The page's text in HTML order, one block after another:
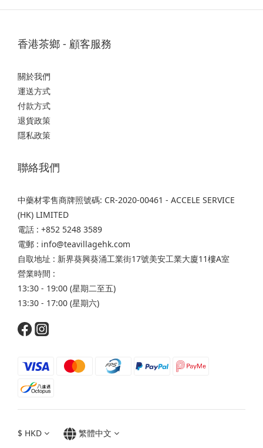
香港茶鄉 - 顧客服務
關於我們
運送方式
付款方式
退貨政策
隱私政策
聯絡我們
中藥材零售商牌照號碼: CR-2020-00461 - ACCELE SERVICE
(HK) LIMITED
電話 : +852 5248 3589
電郵 : info@teavillagehk.com
自取地址 : 新界葵興葵涌工業街17號美安工業大廈11樓A室
營業時間 :
13:30 - 19:00 (星期二至五)
13:30 - 17:00 (星期六)
$ HKD 繁體中文